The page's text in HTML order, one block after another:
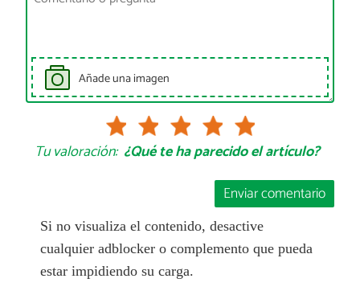
Añade una imagen
Tu valoración: ¿Qué te ha parecido el artículo?
Enviar comentario
Si no visualiza el contenido, desactive
cualquier adblocker o complemento que pueda
estar impidiendo su carga.